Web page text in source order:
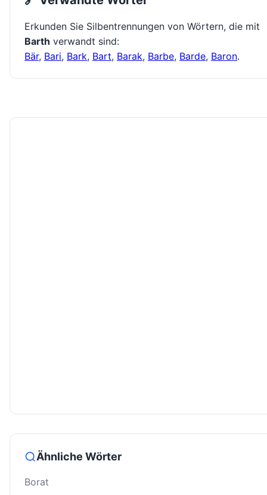
Erkunden Sie Silbentrennungen von Wörtern, die mit
Barth verwandt sind:
Bär, Bari, Bark, Bart, Barak, Barbe, Barde, Baron.
Ähnliche Wörter
Borat